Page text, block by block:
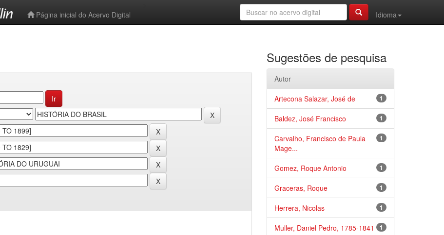
Página inicial do Acervo Digital
Idioma
Sugestões de pesquisa
Autor
1
Artecona Salazar, José de
1
Baldez, José Francisco
1
Carvalho, Francisco de Paula
Mage...
1
Gomez, Roque Antonio
1
Graceras, Roque
1
Herrera, Nicolas
1
Muller, Daniel Pedro, 1785-1841